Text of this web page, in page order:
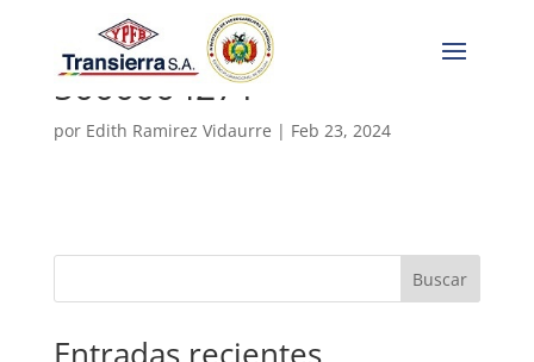
5000004271
por Edith Ramirez Vidaurre | Feb 23, 2024
Buscar